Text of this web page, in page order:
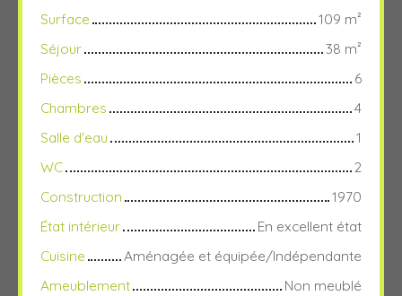
Surface
109 m²
Séjour
38 m²
Pièces
6
Chambres
4
Salle d'eau
1
WC
2
Construction
1970
État intérieur
En excellent état
Cuisine
Aménagée et équipée/Indépendante
Ameublement
Non meublé